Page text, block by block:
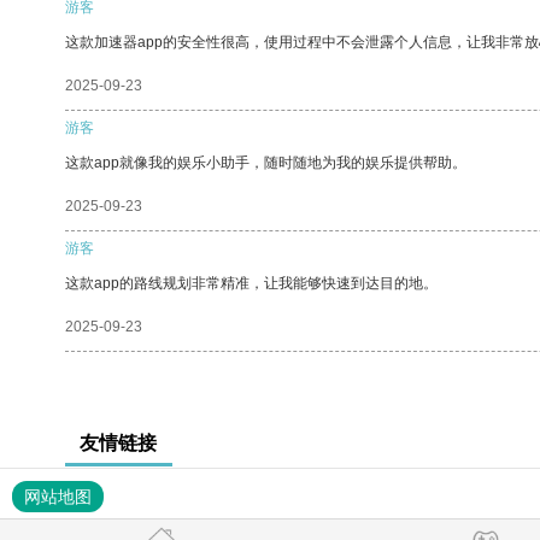
游客
这款加速器app的安全性很高，使用过程中不会泄露个人信息，让我非常
2025-09-23
游客
这款app就像我的娱乐小助手，随时随地为我的娱乐提供帮助。
2025-09-23
游客
这款app的路线规划非常精准，让我能够快速到达目的地。
2025-09-23
友情链接
网站地图